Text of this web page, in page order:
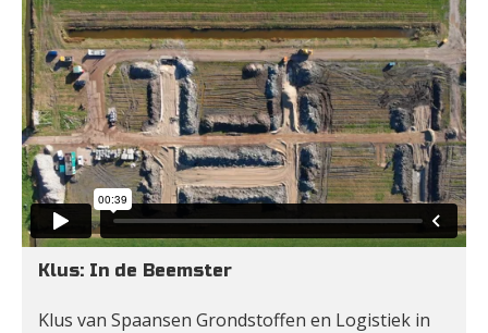
Klus: In de Beemster
Klus van Spaansen Grondstoffen en Logistiek in